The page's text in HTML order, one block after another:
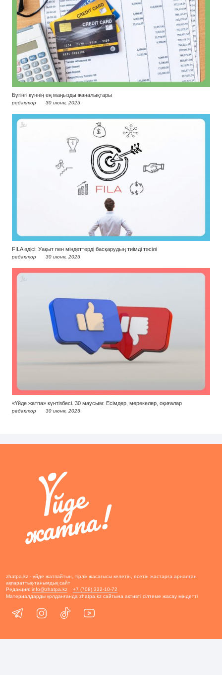
Бүгінгі күннің ең маңызды жаңалықтары
редактор 30 июня, 2025
FILA әдісі: Уақыт пен міндеттерді басқарудың тиімді тәсілі
редактор 30 июня, 2025
«Үйде жатпа» күнтізбесі. 30 маусым: Есімдер, мерекелер, оқиғалар
редактор 30 июня, 2025
zhatpa.kz - үйде жатпайтын, тірлік жасағысы келетін, өсетін жастарға арналған
ақпараттық-танымдық сайт
Редакция: info@zhatpa.kz
+7 (708) 332-10-72
Материалдарды қолданғанда zhatpa.kz сайтына активті сілтеме жасау міндетті